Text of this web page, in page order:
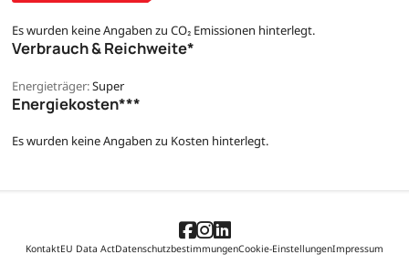
Es wurden keine Angaben zu CO₂ Emissionen hinterlegt.
Verbrauch & Reichweite*
Energieträger:Super
Energiekosten***
Es wurden keine Angaben zu Kosten hinterlegt.
KontaktEU Data ActDatenschutzbestimmungenCookie-EinstellungenImpressum